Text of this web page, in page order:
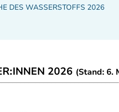
DES WASSERSTOFFS 2026
2026 (Stand: 6.